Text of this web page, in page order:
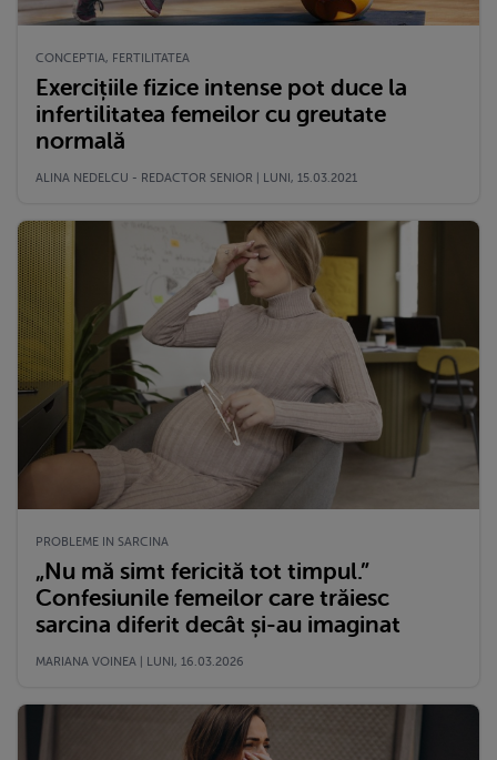
CONCEPTIA, FERTILITATEA
Exercițiile fizice intense pot duce la
infertilitatea femeilor cu greutate
normală
ALINA NEDELCU - REDACTOR SENIOR | LUNI, 15.03.2021
PROBLEME IN SARCINA
„Nu mă simt fericită tot timpul.”
Confesiunile femeilor care trăiesc
sarcina diferit decât și-au imaginat
MARIANA VOINEA | LUNI, 16.03.2026